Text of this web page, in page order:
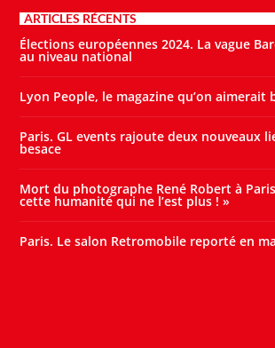
ARTICLES RÉCENTS
Élections européennes 2024. La vague
au niveau national
Lyon People, le magazine qu’on aimerait
Paris. GL events rajoute deux nouveaux
besace
Mort du photographe René Robert à
cette humanité qui ne l’est plus ! »
Paris. Le salon Retromobile reporté en